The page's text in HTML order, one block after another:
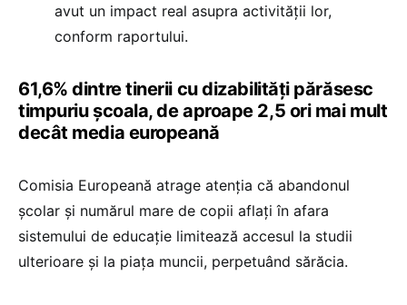
avut un impact real asupra activității lor,
conform raportului.
61,6% dintre tinerii cu dizabilități părăsesc
timpuriu școala, de aproape 2,5 ori mai mult
decât media europeană
Comisia Europeană atrage atenția că abandonul
școlar și numărul mare de copii aflați în afara
sistemului de educație limitează accesul la studii
ulterioare și la piața muncii, perpetuând sărăcia.